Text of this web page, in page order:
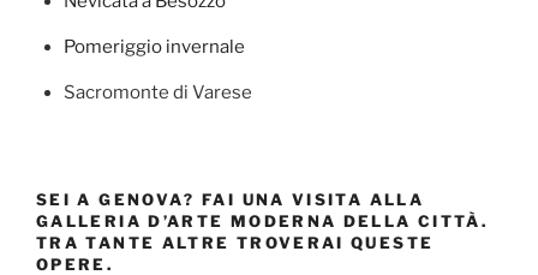
Pomeriggio invernale
Sacromonte di Varese
SEI A GENOVA? FAI UNA VISITA ALLA
GALLERIA D’ARTE MODERNA DELLA CITTÀ.
TRA TANTE ALTRE TROVERAI QUESTE
OPERE.